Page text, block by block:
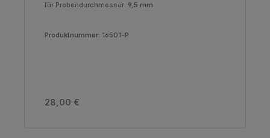
für Probendurchmesser: 9,5 mm
Produktnummer: 16501-P
Regulärer Preis:
28,00 €